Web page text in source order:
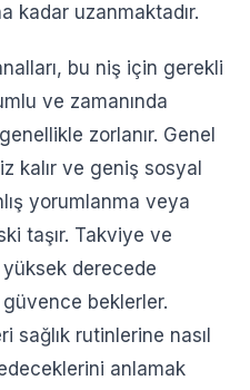
kadar uzanmaktadır.
bu niş için gerekli
ve zamanında
zorlanır. Genel
kalır ve geniş sosyal
yorumlanma veya
taşır. Takviye ve
derecede
beklerler.
sağlık rutinlerine nasıl
anlamak